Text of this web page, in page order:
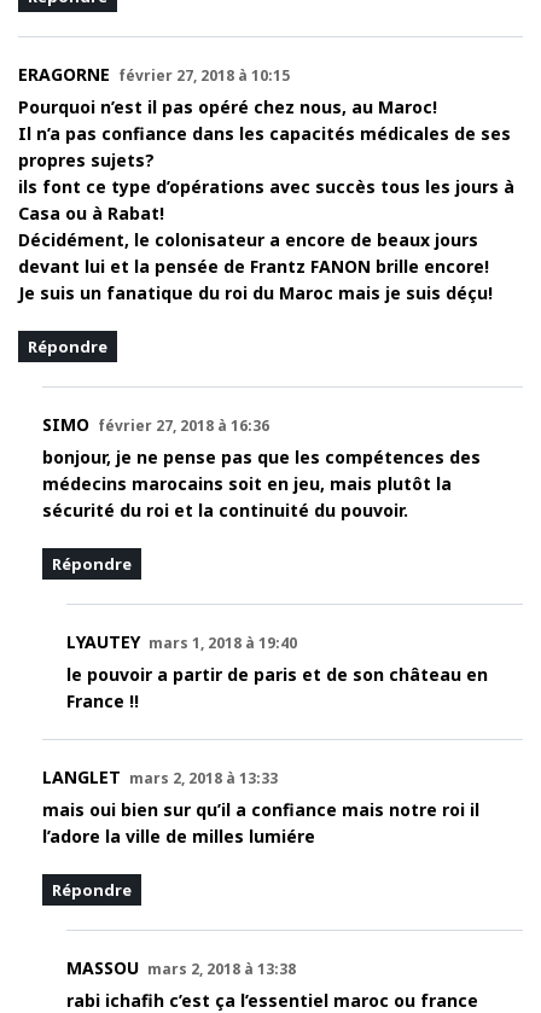
ERAGORNE février 27, 2018 à 10:15
Pourquoi n’est il pas opéré chez nous, au Maroc!
Il n’a pas confiance dans les capacités médicales de ses
propres sujets?
ils font ce type d’opérations avec succès tous les jours à
Casa ou à Rabat!
Décidément, le colonisateur a encore de beaux jours
devant lui et la pensée de Frantz FANON brille encore!
Je suis un fanatique du roi du Maroc mais je suis déçu!
Répondre
SIMO février 27, 2018 à 16:36
bonjour, je ne pense pas que les compétences des
médecins marocains soit en jeu, mais plutôt la
sécurité du roi et la continuité du pouvoir.
Répondre
LYAUTEY mars 1, 2018 à 19:40
le pouvoir a partir de paris et de son château en
France !!
LANGLET mars 2, 2018 à 13:33
mais oui bien sur qu’il a confiance mais notre roi il
l’adore la ville de milles lumiére
Répondre
MASSOU mars 2, 2018 à 13:38
rabi ichafih c’est ça l’essentiel maroc ou france